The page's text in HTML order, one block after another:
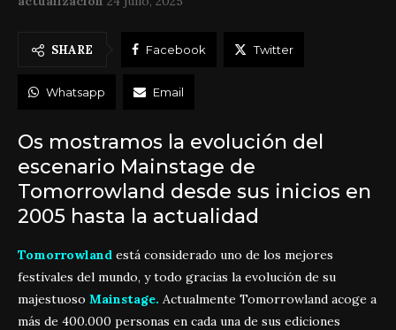
SHARE Facebook Twitter
Whatsapp Email
Os mostramos la evolución del
escenario Mainstage de
Tomorrowland desde sus inicios en
2005 hasta la actualidad
Tomorrowland está considerado uno de los mejores
festivales del mundo, y todo gracias la evolución de su
majestuoso Mainstage. Actualmente Tomorrowland acoge a
más de 400.000 personas en cada una de sus ediciones